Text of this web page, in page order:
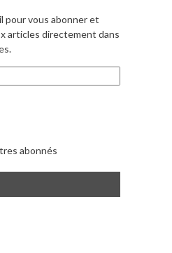
pour vous abonner et
articles directement dans
abonnés